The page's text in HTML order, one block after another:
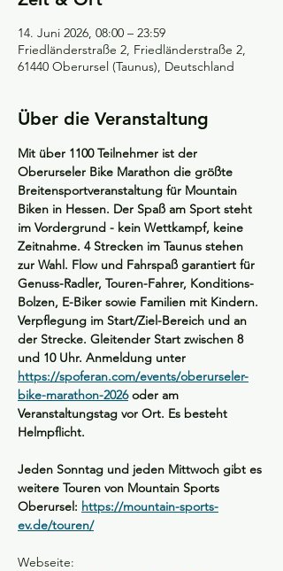
14. Juni 2026, 08:00 – 23:59
Friedländerstraße 2, Friedländerstraße 2,
61440 Oberursel (Taunus), Deutschland
Über die Veranstaltung
Mit über 1100 Teilnehmer ist der
Oberurseler Bike Marathon die größte
Breitensportveranstaltung für Mountain
Biken in Hessen. Der Spaß am Sport steht
im Vordergrund - kein Wettkampf, keine
Zeitnahme. 4 Strecken im Taunus stehen
zur Wahl. Flow und Fahrspaß garantiert für
Genuss-Radler, Touren-Fahrer, Konditions-
Bolzen, E-Biker sowie Familien mit Kindern.
Verpflegung im Start/Ziel-Bereich und an
der Strecke. Gleitender Start zwischen 8
und 10 Uhr. Anmeldung unter
https://spoferan.com/events/oberurseler-
bike-marathon-2026 oder am
Veranstaltungstag vor Ort. Es besteht
Helmpflicht.
Jeden Sonntag und jeden Mittwoch gibt es
weitere Touren von Mountain Sports
Oberursel: https://mountain-sports-
ev.de/touren/
Webseite: